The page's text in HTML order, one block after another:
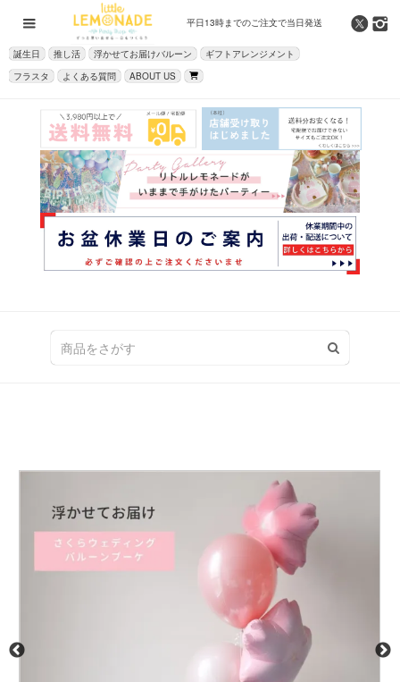
平日13時までのご注文で当日発送
誕生日 推し活 浮かせてお届けバルーン
ギフトアレンジメント
フラスタ
よくある質問 ABOUT US